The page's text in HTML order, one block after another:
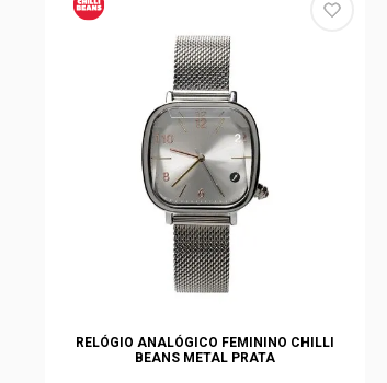
RELÓGIO ANALÓGICO FEMININO CHILLI
BEANS METAL PRATA